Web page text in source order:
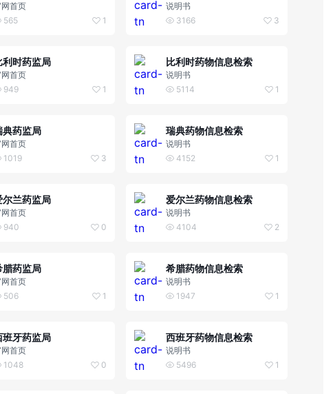
首页
565
1
说明书
3166
3
利时药监局
首页
949
1
比利时药物信息检索
说明书
5114
1
典药监局
首页
1019
3
瑞典药物信息检索
说明书
4152
1
尔兰药监局
首页
940
0
爱尔兰药物信息检索
说明书
4104
2
腊药监局
首页
506
1
希腊药物信息检索
说明书
1947
1
班牙药监局
首页
1048
0
西班牙药物信息检索
说明书
5496
1